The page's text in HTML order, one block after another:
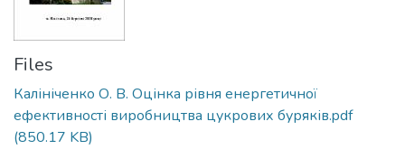
Files
Калініченко О. В. Оцінка рівня енергетичної
ефективності виробництва цукрових буряків.pdf
(850.17 KB)